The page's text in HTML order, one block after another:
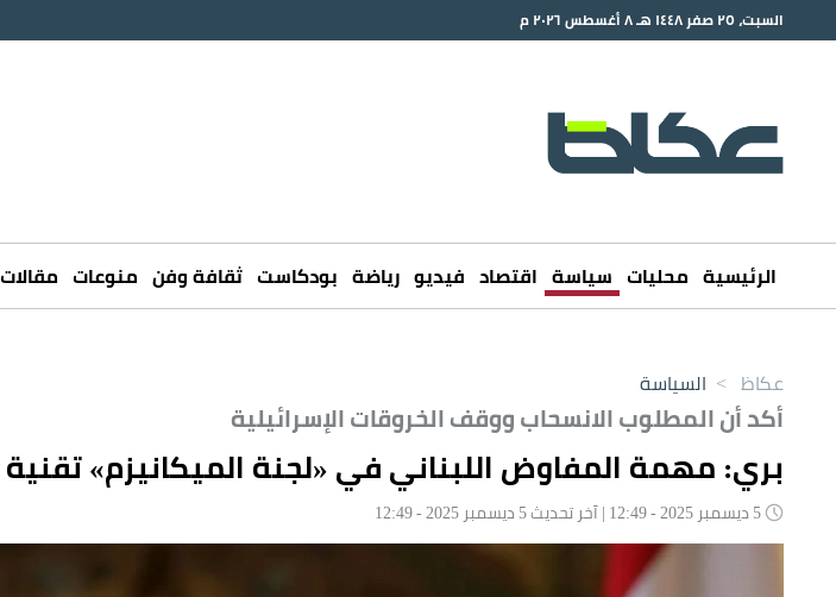
السبت، ٢٥ صفر ١٤٤٨ هـ ٨ أغسطس ٢٠٢٦ م
الرئيسية محليات سياسة اقتصاد فيديو رياضة بودكاست ثقافة وفن منوعات مقالات
عكاظ > السياسة
أكد أن المطلوب الانسحاب ووقف الخروقات الإسرائيلية
بري: مهمة المفاوض اللبناني في «لجنة الميكانيزم» تقنية